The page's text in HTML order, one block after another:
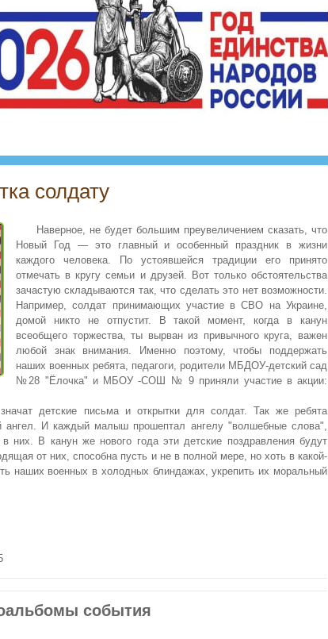
солдату
Наверное, не будет большим преувеличением сказать, что
Новый Год — это главный и особенный праздник в жизни
каждого человека. По устоявшейся традиции его принято
отмечать в кругу семьи и друзей. Вот только обстоятельства
зачастую складываются так, что сделать это нет возможности.
Например, солдат принимающих участие в СВО на Украине,
домой никто не отпустит. В такой момент, когда в канун
всеобщего торжества, ты вырван из привычного круга, важен
любой знак внимания. Именно поэтому, чтобы поддержать
наших военных ребята, педагоги, родители МБДОУ-детский сад
№28 "Ёлочка" и МБОУ -СОШ № 9 приняли участие в акции:
детские письма и открытки для солдат. Так же ребята
ангел. И каждый малыш прошептал ангелу "волшебные слова",
них. В канун же нового года эти детские поздравления будут
от них, способна пусть и не в полной мере, но хоть в какой-
наших военных в холодных блиндажах, укрепить их моральный
события